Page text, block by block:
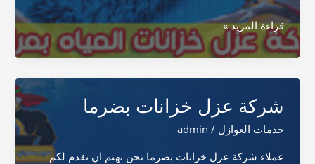
شركة
عزل
خزانات
المياه
بمرات
قراءة المزيد »
شركة عزل خزانات بضرما
خدمات العوازل /
admin
عملاء شركة عزل خزانات بضرما نحن نهتم ان نقدم لكم